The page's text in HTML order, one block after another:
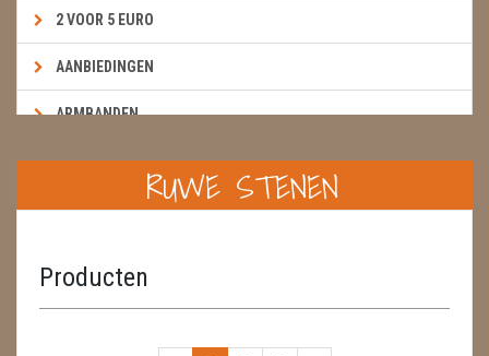
2 VOOR 5 EURO
AANBIEDINGEN
ARMBANDEN
BOEKEN & KAARTEN E.A.R.T.H.
BOLLEN RUWE STENEN
Producten